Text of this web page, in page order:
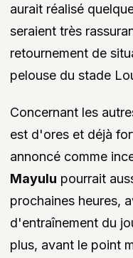
aurait réalisé
seraient très
retournement de
pelouse du stade
Concernant les
est d'ores et déjà
annoncé comme
Mayulu pourrait
prochaines heures,
d'entraînement du
plus, avant le point